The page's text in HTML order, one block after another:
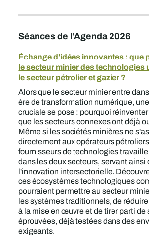
Séances de l'Agenda 2026
Échange d'idées innovantes : que
le secteur minier des technologies
le secteur pétrolier et gazier ?
Alors que le secteur minier entre
ère de transformation numérique,
cruciale se pose : pourquoi
que les secteurs connexes ont déjà
Même si les sociétés minières ne
directement aux opérateurs
fournisseurs de technologies
dans les deux secteurs, servant ainsi
l'innovation intersectorielle.
ces écosystèmes technologiques
pourraient permettre au secteur
les systèmes traditionnels, de
à la mise en œuvre et de tirer parti de
éprouvées, déjà testées dans des
exigeants.